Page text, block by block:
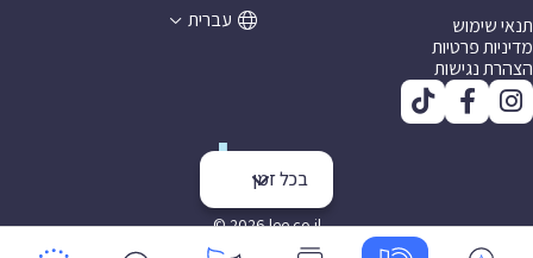
בכל זמן
תנאי שימוש
מדיניות פרטיות
הצהרת נגישות
עברית
© 2026 lee co il